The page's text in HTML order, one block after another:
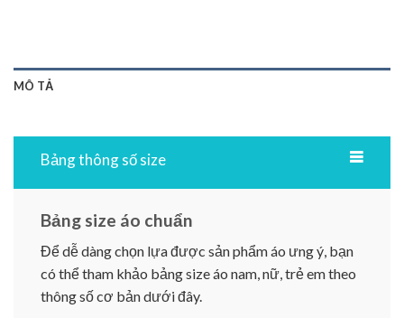
MÔ TẢ
Bảng thông số size
Bảng size áo chuẩn
Để dễ dàng chọn lựa được sản phẩm áo ưng ý, bạn
có thể tham khảo bảng size áo nam, nữ, trẻ em theo
thông số cơ bản dưới đây.